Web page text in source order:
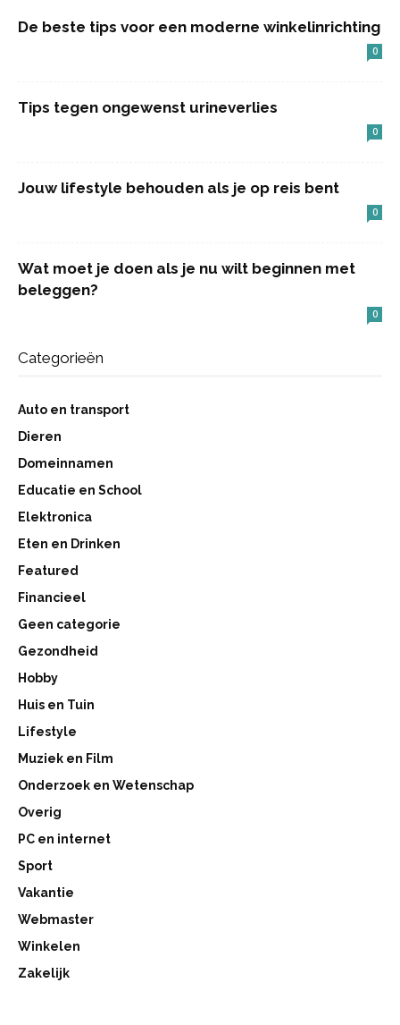
De beste tips voor een moderne winkelinrichting
0
Tips tegen ongewenst urineverlies
0
Jouw lifestyle behouden als je op reis bent
0
Wat moet je doen als je nu wilt beginnen met
beleggen?
0
Categorieën
Auto en transport
Dieren
Domeinnamen
Educatie en School
Elektronica
Eten en Drinken
Featured
Financieel
Geen categorie
Gezondheid
Hobby
Huis en Tuin
Lifestyle
Muziek en Film
Onderzoek en Wetenschap
Overig
PC en internet
Sport
Vakantie
Webmaster
Winkelen
Zakelijk